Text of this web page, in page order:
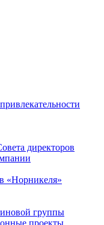
директоров
«Норникеля»
группы
проекты